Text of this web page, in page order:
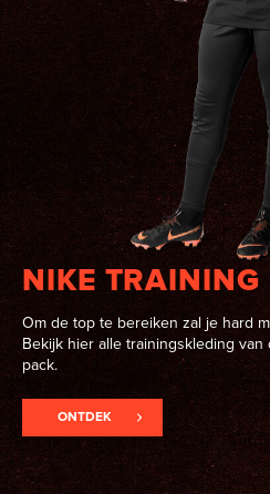
NIKE TRAINING
Om de top te bereiken zal je hard
Bekijk hier alle trainingskleding van
pack.
ONTDEK